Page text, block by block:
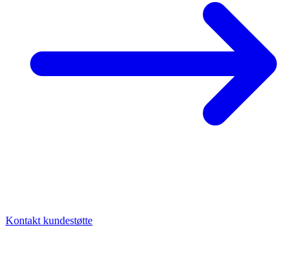
Kontakt kundestøtte